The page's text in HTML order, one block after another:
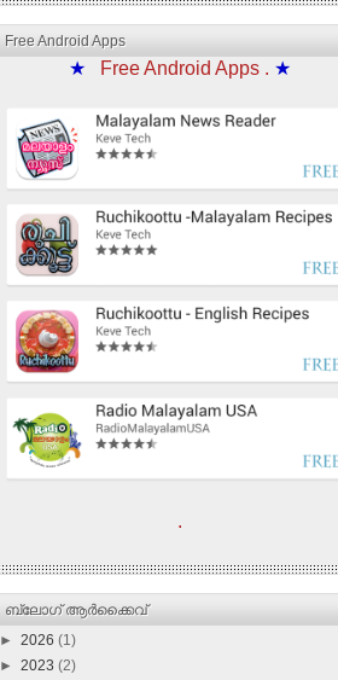
Free Android Apps
★ Free Android Apps . ★
.
ബ്ലോഗ് ആര്‍ക്കൈവ്
► 2026 (1)
► 2023 (2)